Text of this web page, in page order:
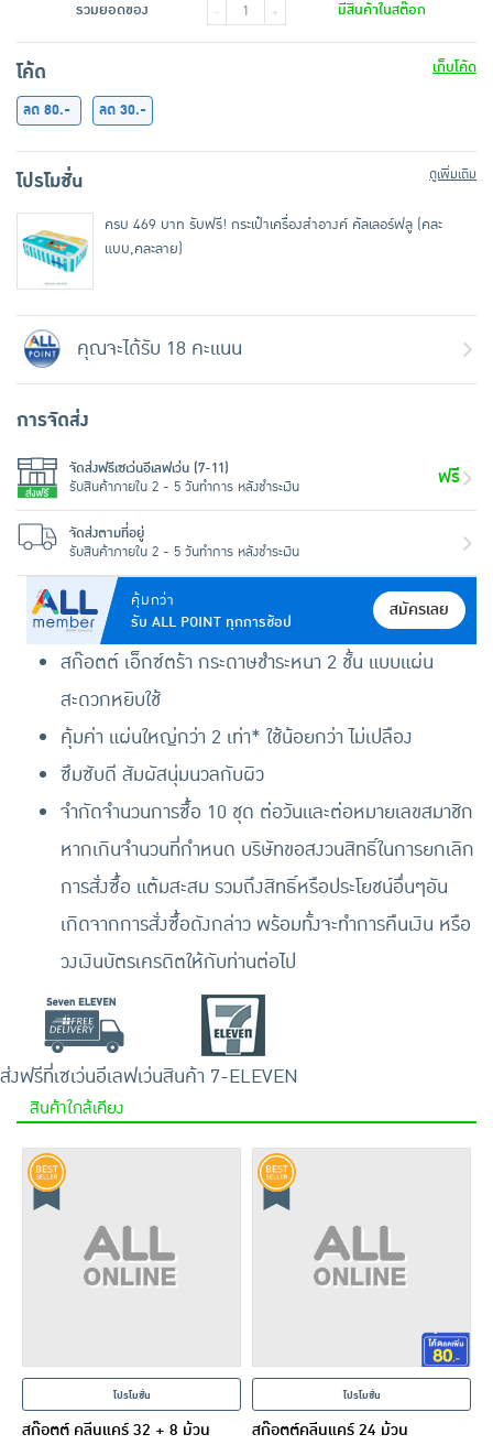
คุ้มกว่า
รับ ALL POINT ทุกการช้อป
สมัครเลย
สก๊อตต์ เอ็กซ์ตร้า กระดาษชำระหนา 2 ชั้น แบบแผ่น
สะดวกหยิบใช้
คุ้มค่า แผ่นใหญ่กว่า 2 เท่า* ใช้น้อยกว่า ไม่เปลือง
ซึมซับดี สัมผัสนุ่มนวลกับผิว
จำกัดจำนวนการซื้อ 10 ชุด ต่อวันและต่อหมายเลขสมาชิก
หากเกินจำนวนที่กำหนด บริษัทขอสงวนสิทธิ์ในการยกเลิก
การสั่งซื้อ แต้มสะสม รวมถึงสิทธิ์หรือประโยชน์อื่นๆอัน
เกิดจากการสั่งซื้อดังกล่าว พร้อมทั้งจะทำการคืนเงิน หรือ
วงเงินบัตรเครดิตให้กับท่านต่อไป
รวมยอดของ - + มีสินค้าในสต๊อก
โค้ด
เก็บโค้ด
ลด 80.-
ลด 30.-
โปรโมชั่น ดูเพิ่มเติม
ครบ 469 บาท รับฟรี! กระเป๋าเครื่องสำอางค์ คัลเลอร์ฟลู (คละ
แบบ,คละลาย)
คุณจะได้รับ 18 คะแนน
การจัดส่ง
จัดส่งฟรีเซเว่นอีเลฟเว่น (7-11)
รับสินค้าภายใน 2 - 5 วันทำการ หลังชำระเงิน
ฟรี
จัดส่งตามที่อยู่
รับสินค้าภายใน 2 - 5 วันทำการ หลังชำระเงิน
ส่งฟรีที่เซเว่นอีเลฟเว่นสินค้า 7-ELEVEN
สินค้าใกล้เคียง
โปรโมชั่น
สก๊อตต์ คลีนแคร์ 32 + 8 ม้วน
โปรโมชั่น
สก๊อตต์คลีนแคร์ 24 ม้วน